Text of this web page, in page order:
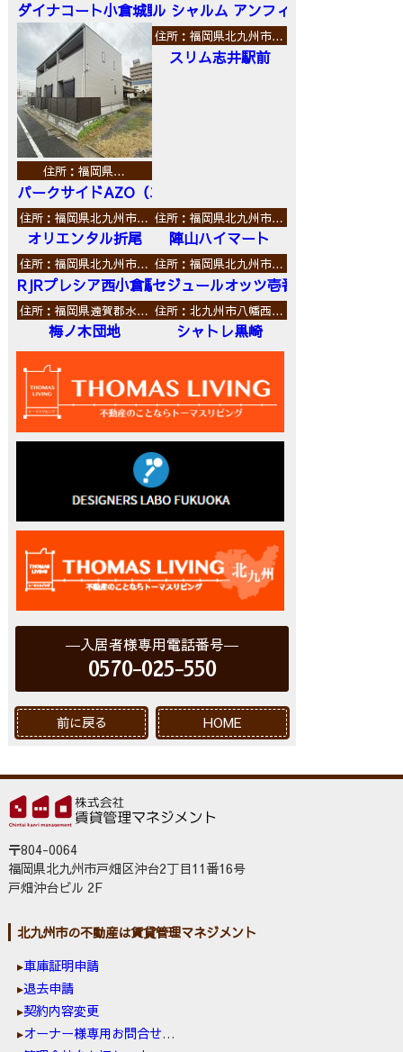
ダイナコート小倉城野ル シャルム アンフィニ
住所：福岡県…
パークサイドAZO（エーゼットオー）
住所：福岡県北九州市…
スリム志井駅前
住所：福岡県北九州市…
オリエンタル折尾
住所：福岡県北九州市…
陣山ハイマート
住所：福岡県北九州市…
RJRプレシア西小倉駅前
住所：福岡県北九州市…
セジュールオッツ壱番館
住所：福岡県遠賀郡水…
梅ノ木団地
住所：北九州市八幡西…
シャトレ黒崎
入居者様専用電話番号
0570-025-550
前に戻る HOME
〒804-0064
福岡県北九州市戸畑区沖台2丁目11番16号
戸畑沖台ビル 2F
北九州市の不動産は賃貸管理マネジメント
車庫証明申請
退去申請
契約内容変更
オーナー様専用お問合せ窓口